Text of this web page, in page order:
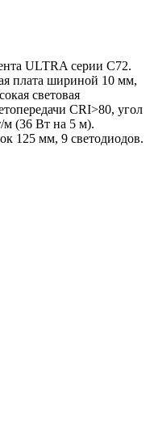
ULTRA серии C72.
плата шириной 10 мм,
световая
CRI>80, угол
м (36 Вт на 5 м).
125 мм, 9 светодиодов.